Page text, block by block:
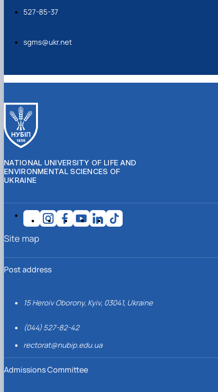
527-85-37
sgms@ukr.net
NATIONAL UNIVERSITY OF LIFE AND
ENVIRONMENTAL SCIENCES OF
UKRAINE
Post address
15 Heroiv Oborony, Kyiv, 03041, Ukraine
(044) 527-82-42
rectorat@nubip.edu.ua
Admissions Committee
Site map